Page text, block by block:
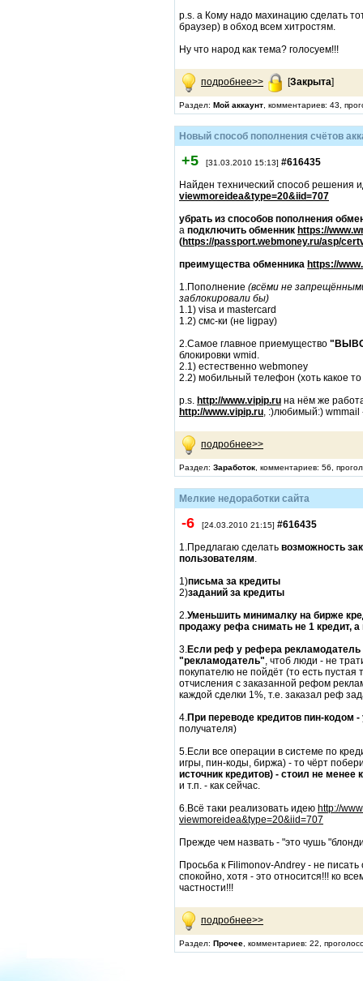
p.s. а Кому надо махинацию сделать
браузер) в обход всем хитростям.
Ну что народ как тема? голосуем!!!
подробнее>> [Закрыта]
Раздел: Мой аккаунт , комментариев: 43,
Новый способ пополнения счётов
+5 [31.03.2010 15:13] #616435
Найден технический способ решения
viewmoreidea&type=20&iid=707
убрать из способов пополнения
а подключить обменник https://
(https://passport.webmoney.ru/asp/
преимущества обменника https://
1.Пополнение (всёми не
заблокировали бы)
1.1) visa и mastercard
1.2) смс-ки (не ligpay)
2.Самое главное приемущество
блокировки wmid.
2.1) естественно webmoney
2.2) мобильный телефон (хоть какое
p.s. http://www.vipip.ru на нём же
http://www.vipip.ru, :)любимый:) wmmail
подробнее>>
Раздел: Заработок , комментариев: 56,
Мелкие недоработки сайта
-6 [24.03.2010 21:15] #616435
1.Предлагаю сделать возможность
пользователям.
1)письма за кредиты
2)заданий за кредиты
2.Уменьшить минималку на бирже
продажу рефа снимать не 1 кредит, а
3.Если реф у рефера рекламодатель
"рекламодатель", чтоб люди - не
покупателю не пойдёт (то есть
отчисления с заказанной рефом
каждой сделки 1%, т.е. заказал реф
4.При переводе кредитов пин-кодом
получателя)
5.Если все операции в системе по
игры, пин-коды, биржа) - то чёрт
источник кредитов) - стоил не менее
и т.п. - как сейчас.
6.Всё таки реализовать идею http://
viewmoreidea&type=20&iid=707
Прежде чем назвать - "это чушь
Просьба к Filimonov-Andrey - не
спокойно, хотя - это относится!!! ко
частности!!!
подробнее>>
Раздел: Прочее , комментариев: 22,